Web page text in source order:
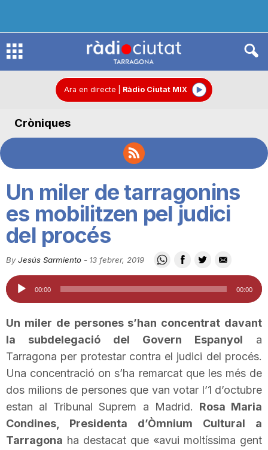
R
d
C
u
t
a
Ara en directe Ràdio Ciutat MIX
Cròniques
Un miler de tarragonins
es mobilitzen pel judici
del procés
By Jesús Sarmiento - 13 febrer, 2019
Reproductor
d'àudio
00:00 00:00
Un miler de persones s’han concentrat davant
la subdelegació del Govern Espanyol a
Tarragona per protestar contra el judici del procés.
Una concentració on s’ha remarcat que les més de
dos milions de persones que van votar l’1 d’octubre
estan al Tribunal Suprem a Madrid. Rosa Maria
Condines , Presidenta d’Òmnium Cultural a
Tarragona ha destacat que «avui moltíssima gent